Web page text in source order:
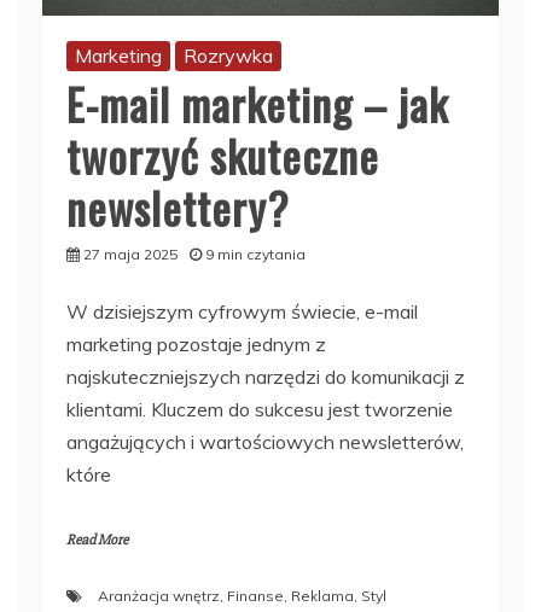
Marketing Rozrywka
E-mail marketing – jak
tworzyć skuteczne
newslettery?
27 maja 2025 9 min czytania
W dzisiejszym cyfrowym świecie, e-mail
marketing pozostaje jednym z
najskuteczniejszych narzędzi do komunikacji z
klientami. Kluczem do sukcesu jest tworzenie
angażujących i wartościowych newsletterów,
które
Read More
Aranżacja wnętrz, Finanse, Reklama, Styl